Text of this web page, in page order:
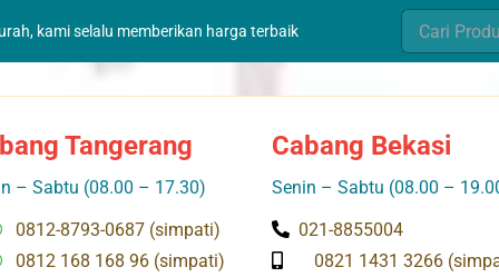
kami selalu memberikan harga terbaik
Search
for:
Tangerang
– Sabtu (08.00 – 17.30)
0812-8793-0687 (simpati)
0812 168 168 96 (simpati)
Cabang Bekasi
Senin – Sabtu (08.00 –
021-8855004
0821 1431 3266